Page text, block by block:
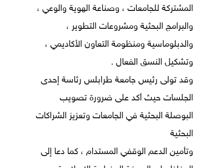
المشتركة للجامعات ، وصناعة الهوية والوعي ،
والبرامج البحثية ومشروعات التطوير ،
والدبلوماسية ومنظومة التعاون الأكاديمي ،
وتشكيل النسق الفعال .
وقد تولى رئيس جامعة طرابلس رئاسة إحدى
الجلسات حيث أكد على ضرورة تصويب
البوصلة البحثية في الجامعات وتعزيز الشراكات
البحثية
وتأمين الدعم الوقفي المستدام ، كما دعا إلى